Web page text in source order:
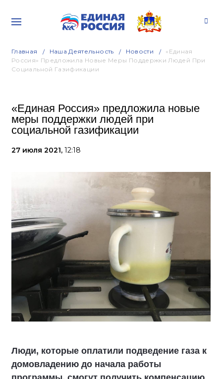
Главная Наша Деятельность Новости
«Единая
Россия» Предложила Новые Меры Поддержки Людей При
Социальной Газификации
«Единая Россия» предложила новые
меры поддержки людей при
социальной газификации
27 июля 2021, 12:18
Люди, которые оплатили подведение газа к
домовладению до начала работы